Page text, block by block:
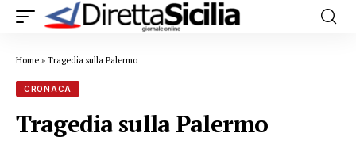
Home » Tragedia sulla Palermo
CRONACA
Tragedia sulla Palermo